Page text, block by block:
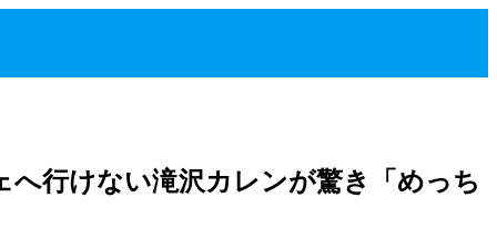
行けない滝沢カレンが驚き「めっち